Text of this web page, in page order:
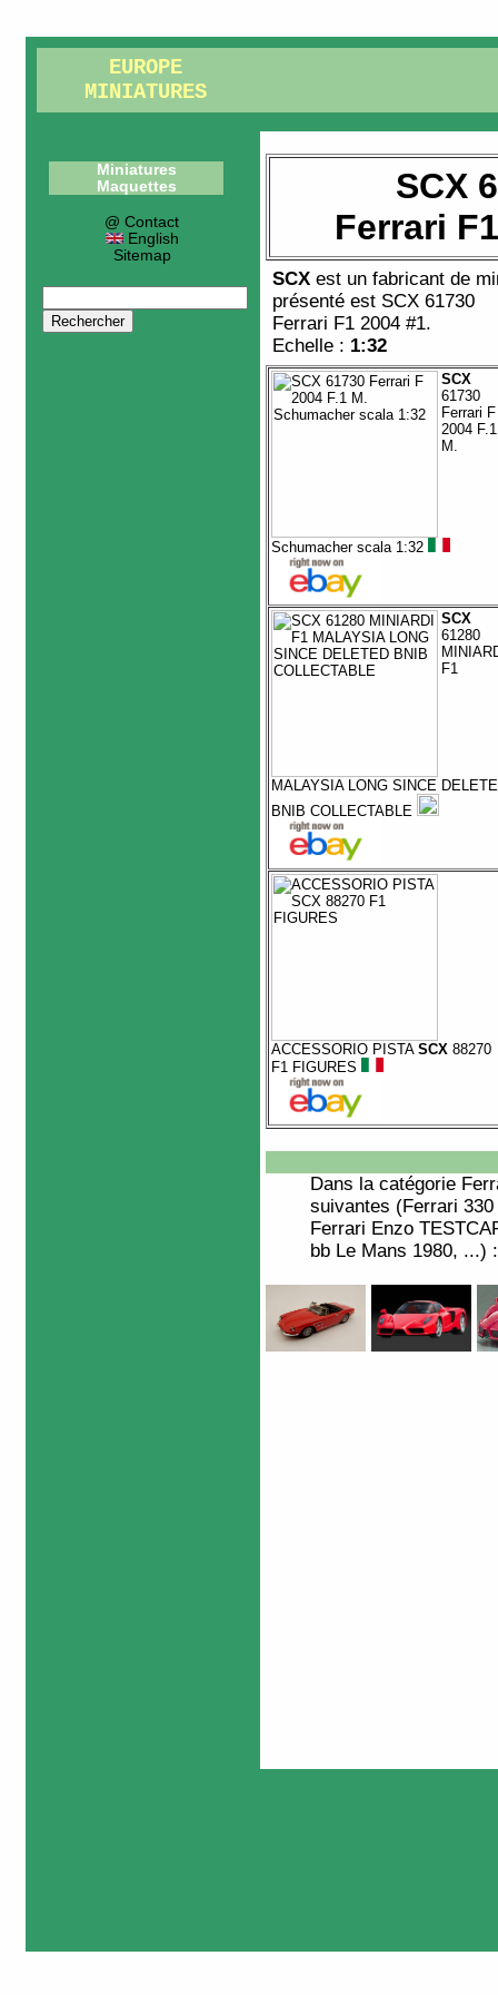
EUROPE
MINIATURES
Miniatures
Maquettes
@ Contact
English
Sitemap
SCX
Ferrari
SCX est un fabricant de
présenté est SCX 61730
Ferrari F1 2004 #1.
Echelle : 1:32
SCX
61730
Ferrari F
2004 F.1
M.
Schumacher scala 1:32
SCX
61280
F1
MALAYSIA LONG SINCE
BNIB COLLECTABLE
ACCESSORIO PISTA SCX 88270
F1 FIGURES
Dans la catégorie
suivantes (Ferrari
Ferrari Enzo
bb Le Mans 1980, ...) :